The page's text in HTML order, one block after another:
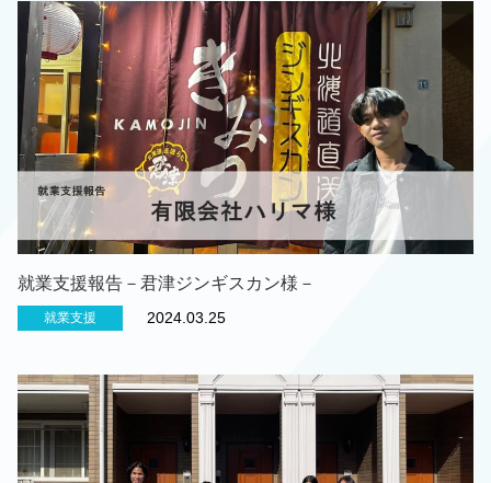
就業支援報告－君津ジンギスカン様－
就業支援 2024.03.25